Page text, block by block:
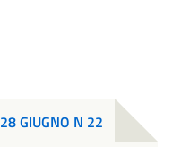
GIUGNO N 22